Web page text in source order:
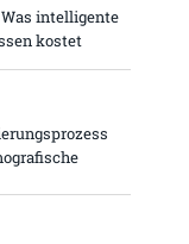
intelligente
kostet